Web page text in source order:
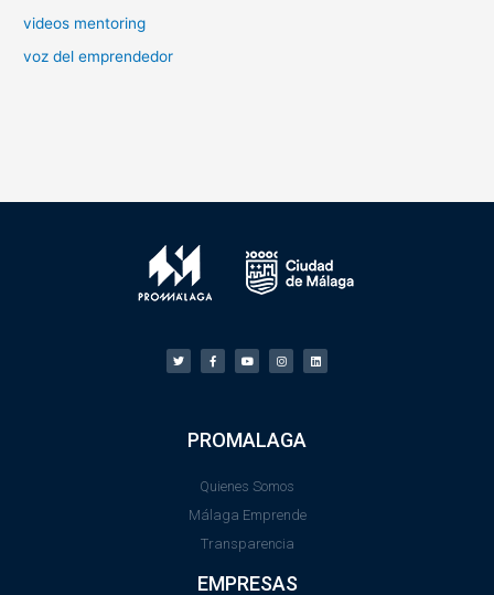
videos mentoring
voz del emprendedor
PROMALAGA
Quienes Somos
Málaga Emprende
Transparencia
EMPRESAS